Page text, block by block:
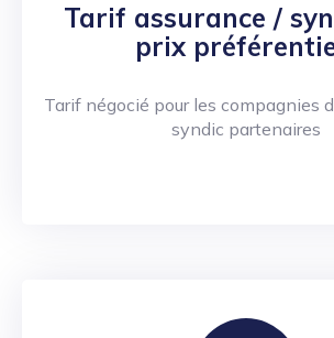
Tarif assurance /
prix
Tarif négocié pour les compagnies
syndic partenaires